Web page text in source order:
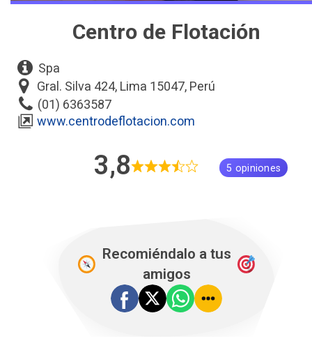
Centro de Flotación
Spa
Gral. Silva 424, Lima 15047, Perú
(01) 6363587
www.centrodeflotacion.com
3,8 5 opiniones
Recomiéndalo a tus
amigos